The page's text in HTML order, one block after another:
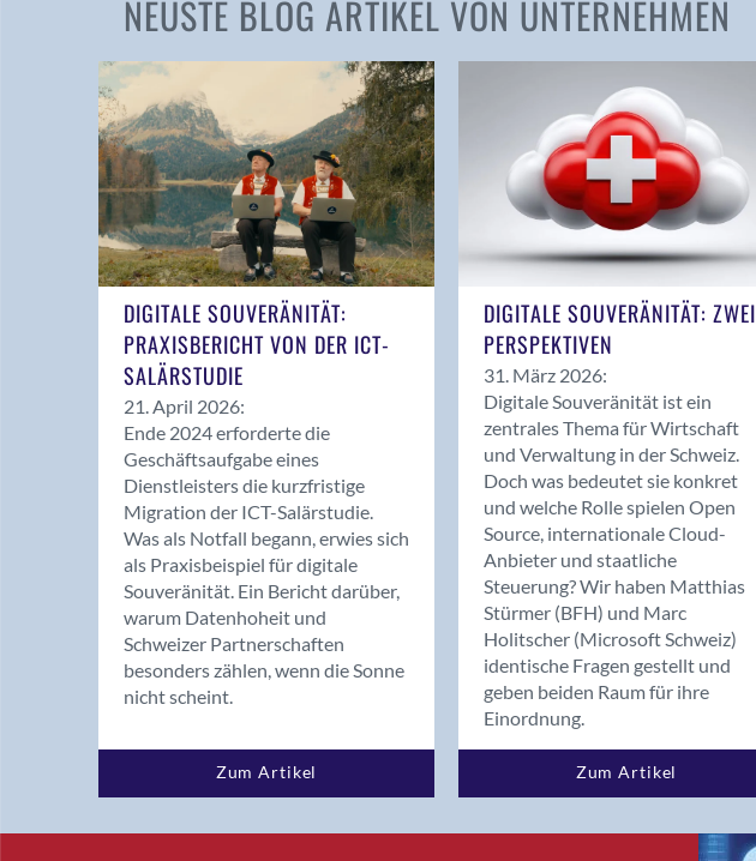
NEUSTE BLOG ARTIKEL VON UNTERNEHMEN
DIGITALE SOUVERÄNITÄT:
PRAXISBERICHT VON DER ICT-
SALÄRSTUDIE
21. April 2026:
Ende 2024 erforderte die
Geschäftsaufgabe eines
Dienstleisters die kurzfristige
Migration der ICT-Salärstudie.
Was als Notfall begann, erwies sich
als Praxisbeispiel für digitale
Souveränität. Ein Bericht darüber,
warum Datenhoheit und
Schweizer Partnerschaften
besonders zählen, wenn die Sonne
nicht scheint.
Zum Artikel
DIGITALE SOUVERÄNITÄT: ZWEI
PERSPEKTIVEN
31. März 2026:
Digitale Souveränität ist ein
zentrales Thema für Wirtschaft
und Verwaltung in der Schweiz.
Doch was bedeutet sie konkret
und welche Rolle spielen Open
Source, internationale Cloud-
Anbieter und staatliche
Steuerung? Wir haben Matthias
Stürmer (BFH) und Marc
Holitscher (Microsoft Schweiz)
identische Fragen gestellt und
geben beiden Raum für ihre
Einordnung.
Zum Artikel